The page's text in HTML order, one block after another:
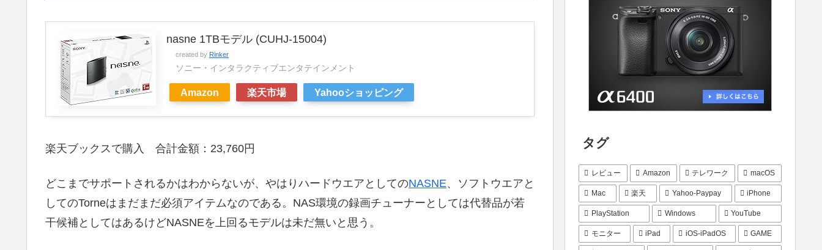
nasne 1TBモデル (CUHJ-15004)
created by Rinker
ソニー・インタラクティブエンタテインメント
Amazon 楽天市場 Yahooショッピング
楽天ブックスで購入 合計金額：23,760円
どこまでサポートされるかはわからないが、やはりハードウエアとしてのNASNE、ソフトウエアと
してのTorneはまだまだ必須アイテムなのである。NAS環境の録画チューナーとしては代替品が若
干候補としてはあるけどNASNEを上回るモデルは未だ無いと思う。
タグ
レビュー Amazon テレワーク macOS
Mac 楽天 Yahoo-Paypay iPhone
PlayStation Windows YouTube
モニター iPad iOS-iPadOS GAME